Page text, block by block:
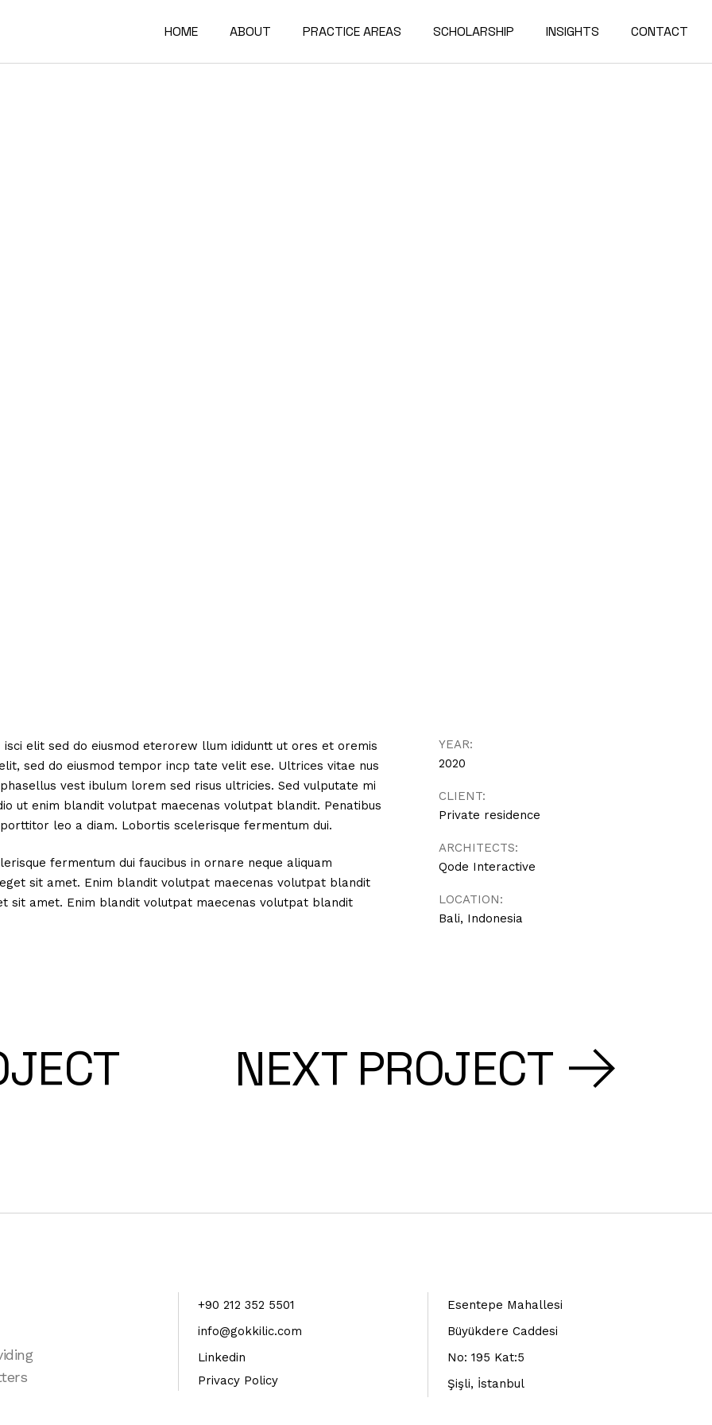
HOME ABOUT PRACTICE AREAS SCHOLARSHIP INSIGHTS CONTACT
elit sed do eiusmod eterorew llum ididuntt ut ores et oremis
sed do eiusmod tempor incp tate velit ese. Ultrices vitae nus
vest ibulum lorem sed risus ultricies. Sed vulputate mi
ut enim blandit volutpat maecenas volutpat blandit. Penatibus
leo a diam. Lobortis scelerisque fermentum dui.
fermentum dui faucibus in ornare neque aliquam
sit amet. Enim blandit volutpat maecenas volutpat blandit
sit amet. Enim blandit volutpat maecenas volutpat blandit
YEAR:
2020
CLIENT:
Private residence
ARCHITECTS:
Qode Interactive
LOCATION:
Bali, Indonesia
NEXT PROJECT
+90 212 352 5501
info@gokkilic.com
Linkedin
Privacy Policy
Esentepe Mahallesi
Büyükdere Caddesi
No: 195 Kat:5
Şişli, İstanbul